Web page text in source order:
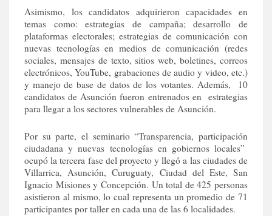
Asimismo, los candidatos adquirieron capacidades en
temas como: estrategias de campaña; desarrollo de
plataformas electorales; estrategias de comunicación con
nuevas tecnologías en medios de comunicación (redes
sociales, mensajes de texto, sitios web, boletines, correos
electrónicos, YouTube, grabaciones de audio y video, etc.)
y manejo de base de datos de los votantes. Además, 10
candidatos de Asunción fueron entrenados en estrategias
para llegar a los sectores vulnerables de Asunción.
Por su parte, el seminario “Transparencia, participación
ciudadana y nuevas tecnologías en gobiernos locales”
ocupó la tercera fase del proyecto y llegó a las ciudades de
Villarrica, Asunción, Curuguaty, Ciudad del Este, San
Ignacio Misiones y Concepción. Un total de 425 personas
asistieron al mismo, lo cual representa un promedio de 71
participantes por taller en cada una de las 6 localidades.